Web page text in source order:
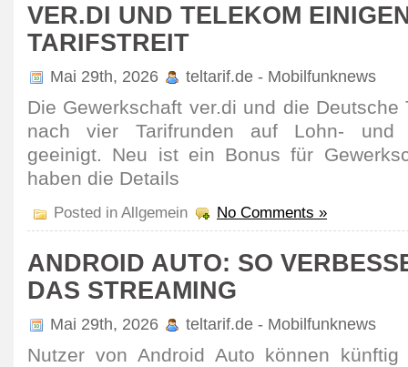
VER.DI UND TELEKOM
TARIFSTREIT
Mai 29th, 2026 teltarif.de - Mobilfunknews
Die Gewerk­schaft ver.di und die Deutsche
nach vier Tarifrunden auf Lohn- und
geeinigt. Neu ist ein Bonus für
haben die Details
Posted in Allgemein No Comments »
ANDROID AUTO: SO
DAS STREAMING
Mai 29th, 2026 teltarif.de - Mobilfunknews
Nutzer von Android Auto können künftig